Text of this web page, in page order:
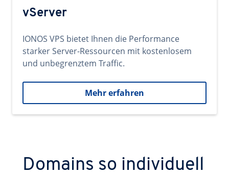
vServer
IONOS VPS bietet Ihnen die Performance
starker Server-Ressourcen mit kostenlosem
und unbegrenztem Traffic.
Mehr erfahren
Domains so individuell